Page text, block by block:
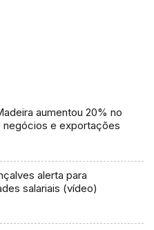
aumentou 20% no
negócios e exportações
alerta para
salariais (vídeo)